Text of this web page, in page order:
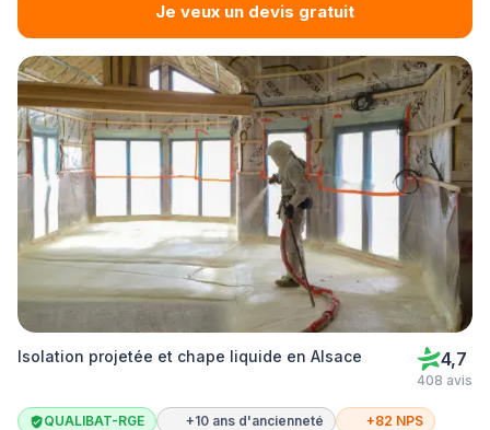
Je veux un devis gratuit
Isolation projetée et chape liquide en Alsace 4,7
408 avis
QUALIBAT-RGE +10 ans d'ancienneté +82 NPS